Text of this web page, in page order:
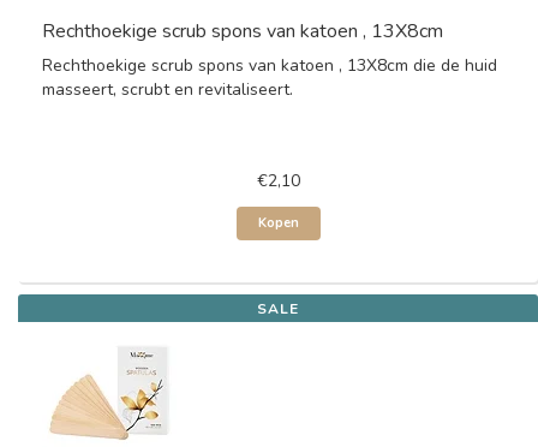
Rechthoekige scrub spons van katoen , 13X8cm
Rechthoekige scrub spons van katoen , 13X8cm die de huid
masseert, scrubt en revitaliseert.
€2,10
Kopen
SALE